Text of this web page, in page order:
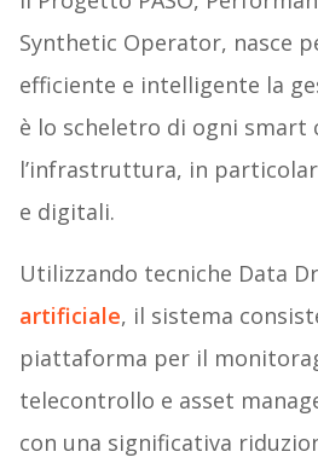
Synthetic Operator, nasce
efficiente e intelligente la
è lo scheletro di ogni smart
l’infrastruttura, in
e digitali.
Utilizzando tecniche Data
artificiale, il sistema
piattaforma per il
telecontrollo e asset
con una significativa